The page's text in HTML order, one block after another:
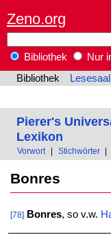
Zeno.org
Bibliothek
Nur
Bibliothek
Lesesaal
Pierer's
Lexikon
Vorwort Stichwörter
Bonres
[78] Bonres, so v.w.